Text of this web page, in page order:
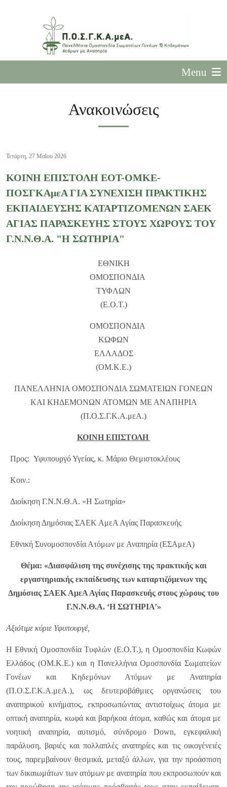
Menu
Ανακοινώσεις
Τετάρτη, 27 Μαΐου 2026
ΚΟΙΝΗ ΕΠΙΣΤΟΛΗ ΕΟΤ-ΟΜΚΕ-
ΠΟΣΓΚΑμεΑ ΓΙΑ ΣΥΝΕΧΙΣΗ ΠΡΑΚΤΙΚΗΣ
ΕΚΠΑΙΔΕΥΣΗΣ ΚΑΤΑΡΤΙΖΟΜΕΝΩΝ ΣΑΕΚ
ΑΓΙΑΣ ΠΑΡΑΣΚΕΥΗΣ ΣΤΟΥΣ ΧΩΡΟΥΣ ΤΟΥ
Γ.Ν.Ν.Θ.Α. "Η ΣΩΤΗΡΙΑ"
ΕΘΝΙΚΗ
ΟΜΟΣΠΟΝΔΙΑ
ΤΥΦΛΩΝ
(Ε.Ο.Τ.)
ΟΜΟΣΠΟΝΔΙΑ
ΚΩΦΩΝ
ΕΛΛΑΔΟΣ
(ΟΜ.Κ.Ε.)
ΠΑΝΕΛΛΗΝΙΑ ΟΜΟΣΠΟΝΔΙΑ ΣΩΜΑΤΕΙΩΝ ΓΟΝΕΩΝ
ΚΑΙ ΚΗΔΕΜΟΝΩΝ ΑΤΟΜΩΝ ΜΕ ΑΝΑΠΗΡΙΑ
(Π.Ο.Σ.Γ.Κ.Α.μεΑ.)
ΚΟΙΝΗ ΕΠΙΣΤΟΛΗ
Προς: Υφυπουργό Υγείας, κ. Μάριο Θεμιστοκλέους
Κοιν.:
Διοίκηση Γ.Ν.Ν.Θ.Α. «Η Σωτηρία»
Διοίκηση Δημόσιας ΣΑΕΚ ΑμεΑ Αγίας Παρασκευής
Εθνική Συνομοσπονδία Ατόμων με Αναπηρία (ΕΣΑμεΑ)
Θέμα: «Διασφάλιση της συνέχισης της πρακτικής και
εργαστηριακής εκπαίδευσης των καταρτιζόμενων της
Δημόσιας ΣΑΕΚ ΑμεΑ Αγίας Παρασκευής στους χώρους του
Γ.Ν.Ν.Θ.Α. ‘Η ΣΩΤΗΡΙΑ’»
Αξιότιμε κύριε Υφυπουργέ,
Η Εθνική Ομοσπονδία Τυφλών (Ε.Ο.Τ.), η Ομοσπονδία Κωφών
Ελλάδος (ΟΜ.Κ.Ε.) και η Πανελλήνια Ομοσπονδία Σωματείων
Γονέων και Κηδεμόνων Ατόμων με Αναπηρία
(Π.Ο.Σ.Γ.Κ.Α.μεΑ.), ως δευτεροβάθμιες οργανώσεις του
αναπηρικού κινήματος, εκπροσωπώντας αντιστοίχως άτομα με
οπτική αναπηρία, κωφά και βαρήκοα άτομα, καθώς και άτομα με
νοητική αναπηρία, αυτισμό, σύνδρομο Down, εγκεφαλική
παράλυση, βαριές και πολλαπλές αναπηρίες και τις οικογένειές
τους, παρεμβαίνουν θεσμικά, μεταξύ άλλων, για την προάσπιση
των δικαιωμάτων των ατόμων με αναπηρία που εκπροσωπούν και